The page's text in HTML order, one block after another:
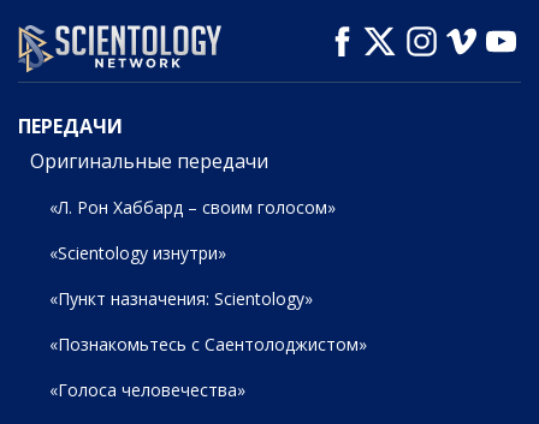
СМОТРЕТЬ СМОТРЕТЬ
СМОТРЕТЬ
ПЕРЕДАЧИ
ПЕРЕДАЧИ
Оригинальные передачи
«Л. Рон Хаббард – своим голосом»
«Scientology изнутри»
«Пункт назначения: Scientology»
«Познакомьтесь с Саентолоджистом»
«Голоса человечества»